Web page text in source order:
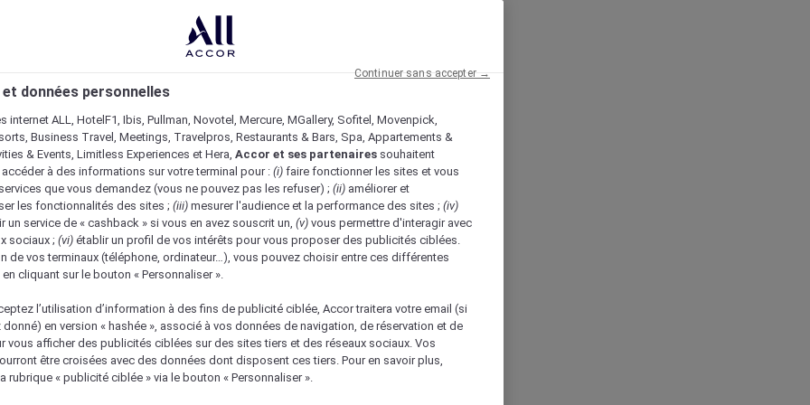
données personnelles
internet ALL, HotelF1, Ibis, Pullman, Novotel, Mercure, MGallery, Sofitel, Movenpick,
Business Travel, Meetings, Travelpros, Restaurants & Bars, Spa, Appartements &
& Events, Limitless Experiences et Hera, Accor et ses partenaires souhaitent
à des informations sur votre terminal pour : (i) faire fonctionner les sites et vous
que vous demandez (vous ne pouvez pas les refuser) ; (ii) améliorer et
les fonctionnalités des sites ; (iii) mesurer l'audience et la performance des sites ; (iv)
un service de « cashback » si vous en avez souscrit un, (v) vous permettre d'interagir avec
sociaux ; (vi) établir un profil de vos intérêts pour vous proposer des publicités ciblées.
de vos terminaux (téléphone, ordinateur…), vous pouvez choisir entre ces différentes
cliquant sur le bouton « Personnaliser ».
l’utilisation d’information à des fins de publicité ciblée, Accor traitera votre email (si
donné) en version « hashée », associé à vos données de navigation, de réservation et de
vous afficher des publicités ciblées sur des sites tiers et des réseaux sociaux. Vos
être croisées avec des données dont disposent ces tiers. Pour en savoir plus,
rubrique « publicité ciblée » via le bouton « Personnaliser ».
Continuer sans accepter →